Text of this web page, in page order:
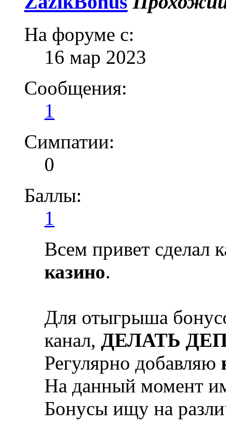
На форуме с:
16 мар 2023
Сообщения:
1
Симпатии:
0
Баллы:
1
Всем привет сделал
казино.
Для отыгрыша
канал, ДЕЛАТЬ
Регулярно добавляю
На данный момент
Бонусы ищу на